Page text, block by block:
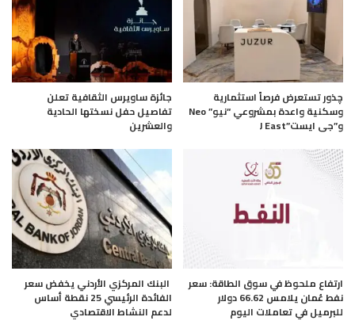
چذور تستعرض فرصاً استثمارية
وسكنية واعدة بمشروعي “نيو” Neo
و”جى ايست”J East
جائزة ساويرس الثقافية تعلن
تفاصيل حفل نسختها الحادية
والعشرين
ارتفاع ملحوظ في سوق الطاقة: سعر
نفط عُمان يلامس 66.62 دولار
للبرميل في تعاملات اليوم
البنك المركزي الأردني يخفض سعر
الفائدة الرئيسي 25 نقطة أساس
لدعم النشاط الاقتصادي